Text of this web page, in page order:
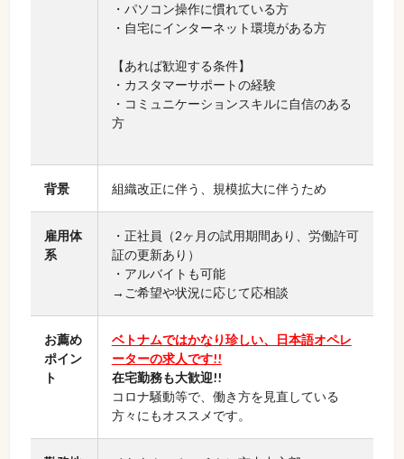
・パソコン操作に慣れている方
・自宅にインターネット環境がある方
【あれば歓迎する条件】
・カスタマーサポートの経験
・コミュニケーションスキルに自信のある
方
背景 組織改正に伴う、規模拡大に伴うため
雇用体
系
・正社員（2ヶ月の試用期間あり、労働許可
証の更新あり）
・アルバイトも可能
→ご希望や状況に応じて応相談
お薦め
ポイン
ト
ベトナムではかなり珍しい、日本語オペレ
ーターの求人です!!
在宅勤務も大歓迎!!
コロナ騒動等で、働き方を見直している
方々にもオススメです。